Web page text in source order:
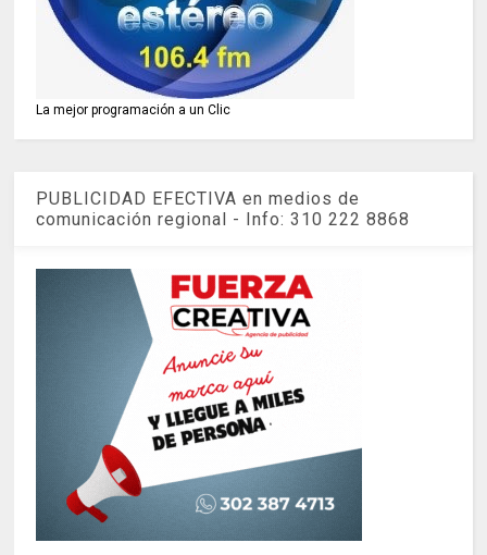
La mejor programación a un Clic
PUBLICIDAD EFECTIVA en medios de
comunicación regional - Info: 310 222 8868